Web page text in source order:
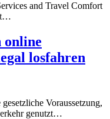
and Travel Comfort
online
losfahren
Voraussetzung,
genutzt…